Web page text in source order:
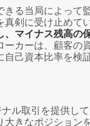
きる当局によって
剣に受け止めて
、マイナス残高の
ーカーは、顧客の
自己資本比率を検
ル取引を提供し
大きなポジション